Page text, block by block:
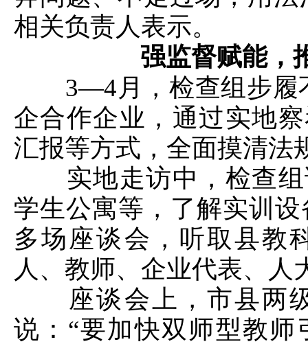
相关负责人表示。
强监督赋能，
3—4月，检查组步履
企合作企业，通过实地
汇报等方式，全面摸清法
实地走访中，检查组
学生公寓等，了解实训
多场座谈会，听取县教
人、教师、企业代表、人
座谈会上，市县两级
说：“要加快双师型教